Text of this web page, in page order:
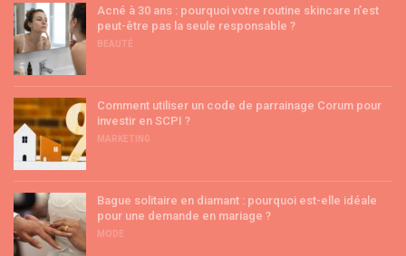
Acné à 30 ans : pourquoi votre routine skincare n’est
peut-être pas la seule responsable ?
BEAUTÉ
Comment utiliser un code de parrainage Corum pour
investir en SCPI ?
MARKETING
Bague solitaire en diamant : pourquoi est-elle idéale
pour une demande en mariage ?
MODE